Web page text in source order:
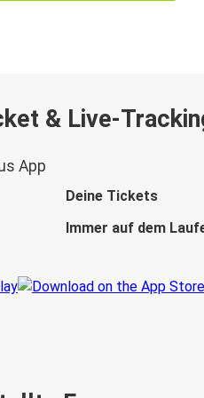
& Live-
App
Deine Tickets
Immer auf dem